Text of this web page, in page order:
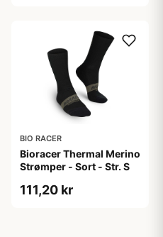
BIO RACER
Bioracer Thermal Merino
Strømper - Sort - Str. S
111,20 kr